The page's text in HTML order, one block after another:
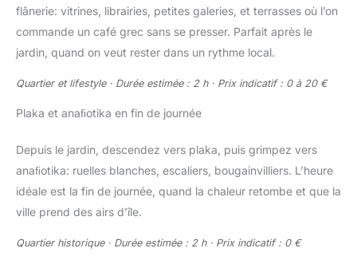
flânerie: vitrines, librairies, petites galeries, et terrasses où l’on
commande un café grec sans se presser. Parfait après le
jardin, quand on veut rester dans un rythme local.
Quartier et lifestyle · Durée estimée : 2 h · Prix indicatif : 0 à 20 €
Plaka et anaﬁotika en fin de journée
Depuis le jardin, descendez vers plaka, puis grimpez vers
anaﬁotika: ruelles blanches, escaliers, bougainvilliers. L’heure
idéale est la fin de journée, quand la chaleur retombe et que la
ville prend des airs d’île.
Quartier historique · Durée estimée : 2 h · Prix indicatif : 0 €